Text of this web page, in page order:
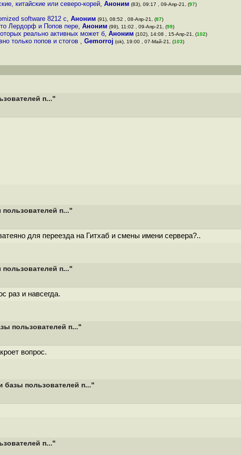
китайские или северо-корей, Аноним (83), 09:17 , 09-Апр-21, (97)
software 8212 с, Аноним (91), 08:52 , 08-Апр-21, (87)
Лердорф и Попов пере, Аноним (99), 11:02 , 09-Апр-21, (99)
реально активных может б, Аноним (102), 14:08 , 15-Апр-21, (102)
только попов и стогов , Gemorroj (ok), 19:00 , 07-Май-21, (103)
п..."
п..."
для переезда на Гитхаб и смены имени сервера?..
п..."
раз и навсегда.
пользователей п..."
вопрос.
базы пользователей п..."
п..."